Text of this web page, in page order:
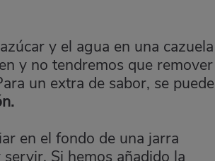
y el agua en una cazuela
y no tendremos que remover
un extra de sabor, se puede
en el fondo de una jarra
Si hemos añadido la